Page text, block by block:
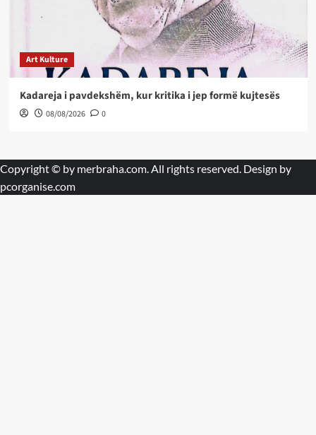
Art Kulture
Kadareja i pavdekshëm, kur kritika i jep formë kujtesës
08/08/2026 0
Copyright © by merbraha.com. All rights reserved. Design by
pcorganise.com